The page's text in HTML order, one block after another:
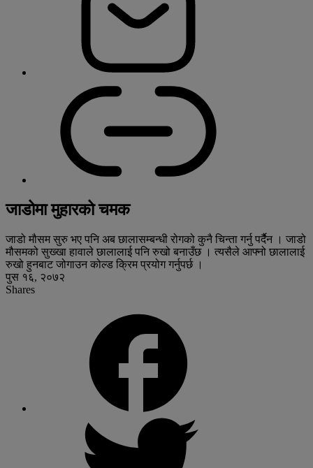
जाडोमा मुहारको चमक
जाडो मौसम सुरु भए पनि अब छालासम्बन्धी रोगको कुनै चिन्ता गर्नु पर्दैैन । जाडो
मौसमको सुख्खा हावाले छालालाई पनि रुखो बनाउँछ । त्यसैले आफ्नो छालालाई
रुखो हुनबाट जोगाउन कोल्ड क्रिम प्रयोग गर्नुपर्छ ।
पुस १६, २०७२
Shares